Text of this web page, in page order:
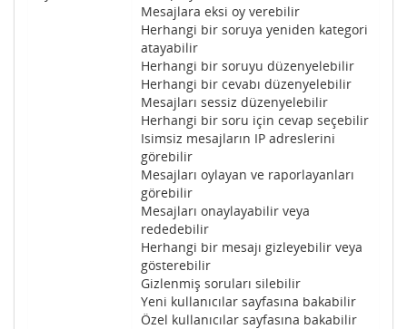
Mesajlara eksi oy verebilir
Herhangi bir soruya yeniden kategori
atayabilir
Herhangi bir soruyu düzenyelebilir
Herhangi bir cevabı düzenyelebilir
Mesajları sessiz düzenyelebilir
Herhangi bir soru için cevap seçebilir
Isimsiz mesajların IP adreslerini
görebilir
Mesajları oylayan ve raporlayanları
görebilir
Mesajları onaylayabilir veya
rededebilir
Herhangi bir mesajı gizleyebilir veya
gösterebilir
Gizlenmiş soruları silebilir
Yeni kullanıcılar sayfasına bakabilir
Özel kullanıcılar sayfasına bakabilir